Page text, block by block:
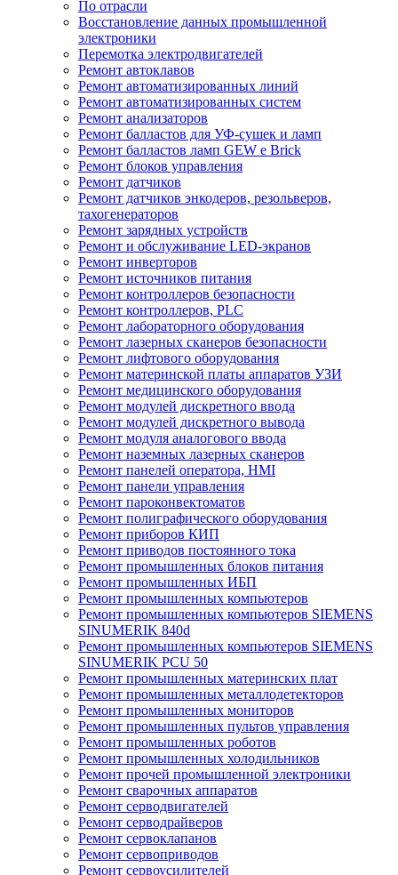
По отрасли
Восстановление данных промышленной
электроники
Перемотка электродвигателей
Ремонт автоклавов
Ремонт автоматизированных линий
Ремонт автоматизированных систем
Ремонт анализаторов
Ремонт балластов для УФ-сушек и ламп
Ремонт балластов ламп GEW e Brick
Ремонт блоков управления
Ремонт датчиков
Ремонт датчиков энкодеров, резольверов,
тахогенераторов
Ремонт зарядных устройств
Ремонт и обслуживание LED-экранов
Ремонт инверторов
Ремонт источников питания
Ремонт контроллеров безопасности
Ремонт контроллеров, PLC
Ремонт лабораторного оборудования
Ремонт лазерных сканеров безопасности
Ремонт лифтового оборудования
Ремонт материнской платы аппаратов УЗИ
Ремонт медицинского оборудования
Ремонт модулей дискретного ввода
Ремонт модулей дискретного вывода
Ремонт модуля аналогового ввода
Ремонт наземных лазерных сканеров
Ремонт панелей оператора, HMI
Ремонт панели управления
Ремонт пароконвектоматов
Ремонт полиграфического оборудования
Ремонт приборов КИП
Ремонт приводов постоянного тока
Ремонт промышленных блоков питания
Ремонт промышленных ИБП
Ремонт промышленных компьютеров
Ремонт промышленных компьютеров SIEMENS
SINUMERIK 840d
Ремонт промышленных компьютеров SIEMENS
SINUMERIK PCU 50
Ремонт промышленных материнских плат
Ремонт промышленных металлодетекторов
Ремонт промышленных мониторов
Ремонт промышленных пультов управления
Ремонт промышленных роботов
Ремонт промышленных холодильников
Ремонт прочей промышленной электроники
Ремонт сварочных аппаратов
Ремонт серводвигателей
Ремонт серводрайверов
Ремонт сервоклапанов
Ремонт сервоприводов
Ремонт сервоусилителей